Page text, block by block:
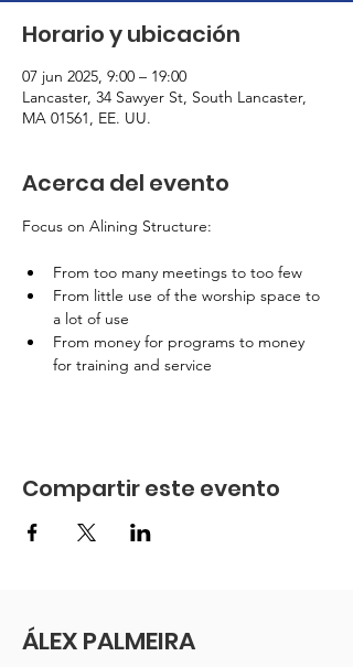
Horario y ubicación
07 jun 2025, 9:00 – 19:00
Lancaster, 34 Sawyer St, South Lancaster,
MA 01561, EE. UU.
Acerca del evento
Focus on Alining Structure:
From too many meetings to too few
From little use of the worship space to
a lot of use
From money for programs to money
for training and service
Compartir este evento
ÁLEX PALMEIRA